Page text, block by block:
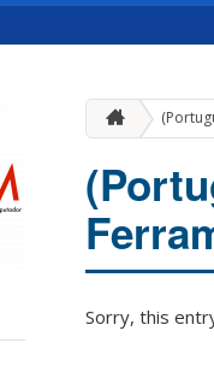
Sorry, this